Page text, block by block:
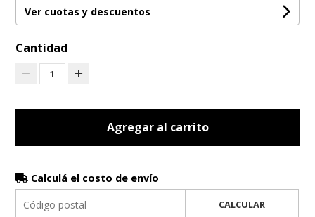
Ver cuotas y descuentos
Cantidad
1
Agregar al carrito
Calculá el costo de envío
CALCULAR